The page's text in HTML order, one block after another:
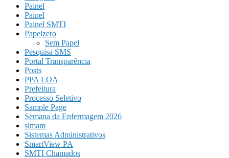
Painel
Painel
Painel SMTI
Papelzero
Sem Papel
Pesquisa SMS
Portal Transparência
Posts
PPA LOA
Prefeitura
Processo Seletivo
Sample Page
Semana da Enfermagem 2026
simam
Sistemas Administrativos
SmartView PA
SMTI Chamados